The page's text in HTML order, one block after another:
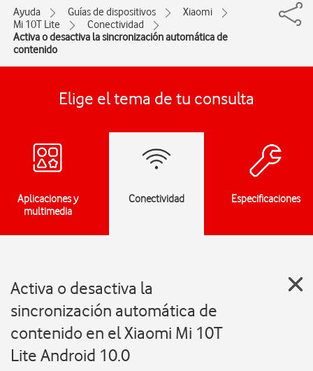
Ayuda Guías de dispositivos
Xiaomi
Mi 10T Lite
Conectividad
Activa o desactiva la sincronización automática de
contenido
Elige el tema de tu consulta
Aplicaciones y
multimedia
Conectividad Especificaciones
Activa o desactiva la
sincronización automática de
contenido en el Xiaomi Mi 10T
Lite Android 10.0